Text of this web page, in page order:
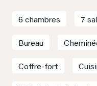
6 chambres 7
Bureau
Coffre-fort